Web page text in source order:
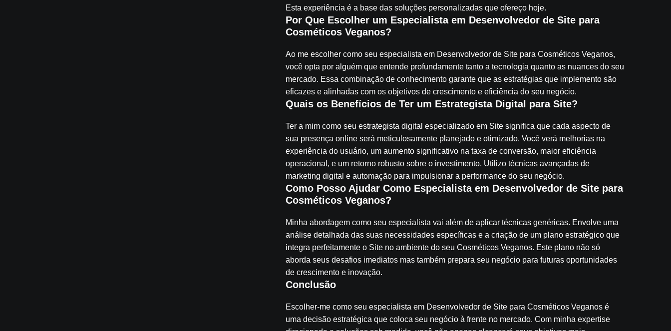
Esta experiência é a base das soluções personalizadas que ofereço hoje.
Por Que Escolher um Especialista em Desenvolvedor de Site para
Cosméticos Veganos?
Ao me escolher como seu especialista em Desenvolvedor de Site para Cosméticos Veganos,
você opta por alguém que entende profundamente tanto a tecnologia quanto as nuances do seu
mercado. Essa combinação de conhecimento garante que as estratégias que implemento são
eficazes e alinhadas com os objetivos de crescimento e eficiência do seu negócio.
Quais os Benefícios de Ter um Estrategista Digital para Site?
Ter a mim como seu estrategista digital especializado em Site significa que cada aspecto de
sua presença online será meticulosamente planejado e otimizado. Você verá melhorias na
experiência do usuário, um aumento significativo na taxa de conversão, maior eficiência
operacional, e um retorno robusto sobre o investimento. Utilizo técnicas avançadas de
marketing digital e automação para impulsionar a performance do seu negócio.
Como Posso Ajudar Como Especialista em Desenvolvedor de Site para
Cosméticos Veganos?
Minha abordagem como seu especialista vai além de aplicar técnicas genéricas. Envolve uma
análise detalhada das suas necessidades específicas e a criação de um plano estratégico que
integra perfeitamente o Site no ambiente do seu Cosméticos Veganos. Este plano não só
aborda seus desafios imediatos mas também prepara seu negócio para futuras oportunidades
de crescimento e inovação.
Conclusão
Escolher-me como seu especialista em Desenvolvedor de Site para Cosméticos Veganos é
uma decisão estratégica que coloca seu negócio à frente no mercado. Com minha expertise